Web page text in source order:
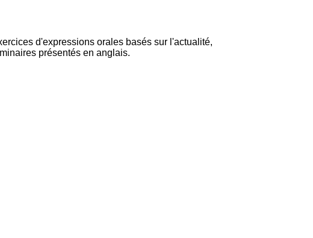
d'expressions orales basés sur l'actualité,
présentés en anglais.